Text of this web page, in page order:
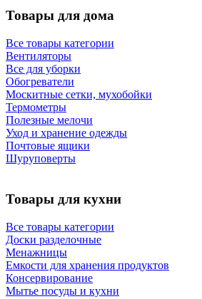
Товары для дома
Все товары категории
Вентиляторы
Все для уборки
Обогреватели
Москитные сетки, мухобойки
Термометры
Полезные мелочи
Уход и хранение одежды
Почтовые ящики
Шуруповерты
Товары для кухни
Все товары категории
Доски разделочные
Менажницы
Емкости для хранения продуктов
Консервирование
Мытье посуды и кухни